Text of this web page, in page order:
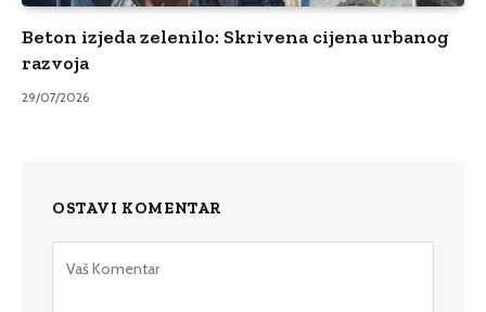
Beton izjeda zelenilo: Skrivena cijena urbanog
razvoja
29/07/2026
OSTAVI KOMENTAR